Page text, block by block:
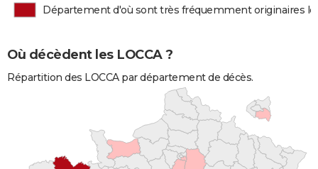
Département d'où sont très fréquemment originaires
Où décèdent les LOCCA ?
Répartition des LOCCA par département de décès.